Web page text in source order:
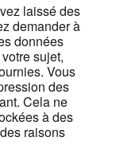
laissé des
demander à
données
sujet,
Vous
des
Cela ne
à des
raisons